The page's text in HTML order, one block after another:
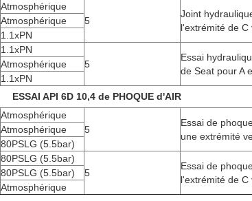
Atmosphérique
5
Joint
l'extrémité de C
Atmosphérique
1.1xPN
1.1xPN
5
Essai
de Seat pour A
Atmosphérique
1.1xPN
ESSAI API 6D 10,4 de PHOQUE d'AIR
Atmosphérique
5
Essai de
une extrémité
Atmosphérique
80PSLG (5.5bar)
80PSLG (5.5bar)
5
Essai de
l'extrémité de C
80PSLG (5.5bar)
Atmosphérique